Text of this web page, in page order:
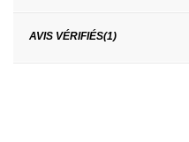
AVIS VÉRIFIÉS(1)